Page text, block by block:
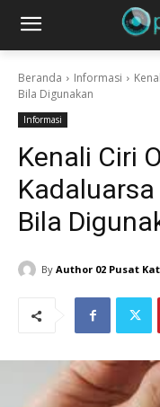
Beranda Informasi
Bila Digunakan
Informasi
Kenali Ciri
Bila
By Author 02 Pusat